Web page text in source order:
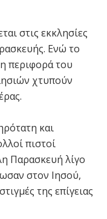
στις εκκλησίες
Ενώ το
περιφορά του
χτυπούν
και
πιστοί
Παρασκευή λίγο
στον Ιησού,
της επίγειας